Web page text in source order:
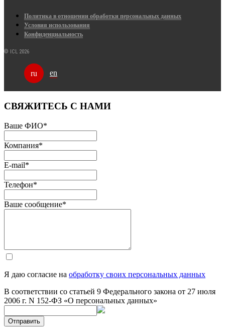
Политика в отношении обработки персональных данных
Условия использования
Конфиденциальность
© ICL 2026
ru en
СВЯЖИТЕСЬ С НАМИ
Ваше ФИО*
Компания*
E-mail*
Телефон*
Ваше сообщение*
Я даю согласие на обработку своих персональных данных
В соответствии со статьей 9 Федерального закона от 27 июля
2006 г. N 152-ФЗ «О персональных данных»
Отправить